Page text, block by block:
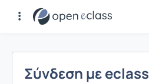
Σύνδεση
Σύνδεση με eclass